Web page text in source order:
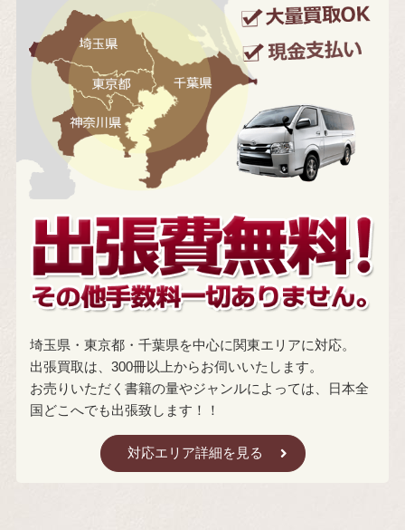
埼玉県・東京都・千葉県を中心に関東エリアに対応。
出張買取は、300冊以上からお伺いいたします。
お売りいただく書籍の量やジャンルによっては、日本全
国どこへでも出張致します！！
対応エリア詳細を見る